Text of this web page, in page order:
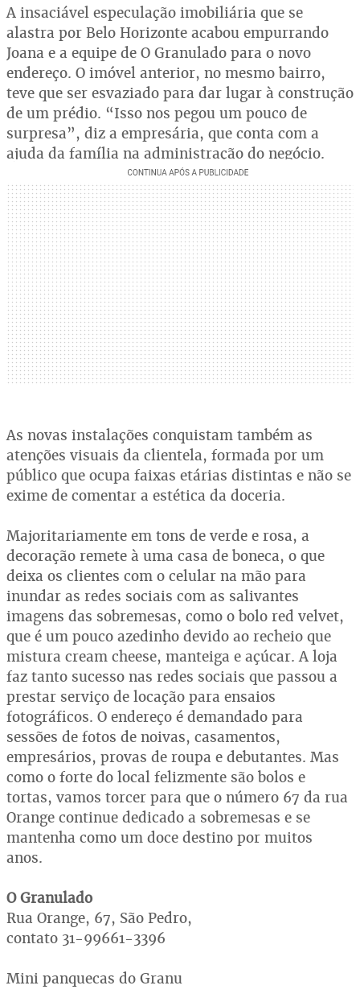
A insaciável especulação imobiliária que se
alastra por Belo Horizonte acabou empurrando
Joana e a equipe de O Granulado para o novo
endereço. O imóvel anterior, no mesmo bairro,
teve que ser esvaziado para dar lugar à construção
de um prédio. “Isso nos pegou um pouco de
surpresa”, diz a empresária, que conta com a
ajuda da família na administração do negócio.
As novas instalações conquistam também as
atenções visuais da clientela, formada por um
público que ocupa faixas etárias distintas e não se
exime de comentar a estética da doceria.
Majoritariamente em tons de verde e rosa, a
decoração remete à uma casa de boneca, o que
deixa os clientes com o celular na mão para
inundar as redes sociais com as salivantes
imagens das sobremesas, como o bolo red velvet,
que é um pouco azedinho devido ao recheio que
mistura cream cheese, manteiga e açúcar. A loja
faz tanto sucesso nas redes sociais que passou a
prestar serviço de locação para ensaios
fotográficos. O endereço é demandado para
sessões de fotos de noivas, casamentos,
empresários, provas de roupa e debutantes. Mas
como o forte do local felizmente são bolos e
tortas, vamos torcer para que o número 67 da rua
Orange continue dedicado a sobremesas e se
mantenha como um doce destino por muitos
anos.
O Granulado
Rua Orange, 67, São Pedro,
contato 31-99661-3396
Mini panquecas do Granu